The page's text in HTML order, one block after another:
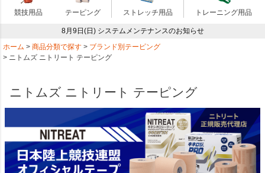
競技用品 テーピング ストレッチ用品 トレーニング用品
8月9日(日) システムメンテナンスのお知らせ
ホーム
商品分類で探す
ブランド別テーピング
ニトムズ ニトリート テーピング
ニトムズ ニトリート テーピング